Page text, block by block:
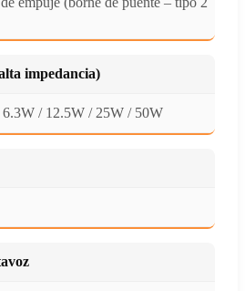
impedancia)
/ 12.5W / 25W / 50W